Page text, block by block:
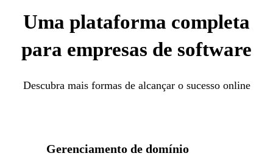
Uma plataforma completa
para empresas de software
Descubra mais formas de alcançar o sucesso online
Gerenciamento de domínio